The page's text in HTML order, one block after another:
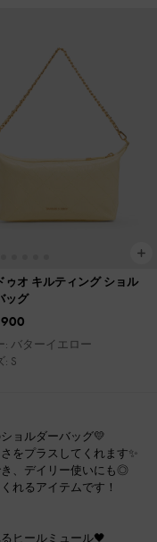
ゥオ キルティング ショル
ッグ
: バターイエロー
: S
ョルダーバッグ💛
をプラスしてくれます✨
、デイリー使いにも◎
れるアイテムです！
ヒールミュール🖤